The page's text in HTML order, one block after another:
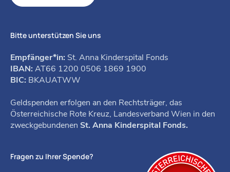
Bitte unterstützen Sie uns
Empfänger*in: St. Anna Kinderspital Fonds
IBAN: AT66 1200 0506 1869 1900
BIC: BKAUATWW
Geldspenden erfolgen an den Rechtsträger, das
Österreichische Rote Kreuz, Landesverband Wien in den
zweckgebundenen St. Anna Kinderspital Fonds.
Fragen zu Ihrer Spende?